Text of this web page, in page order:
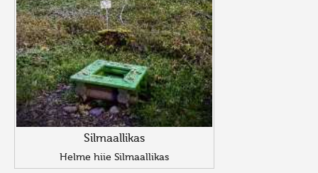
Silmaallikas
Helme hiie Silmaallikas